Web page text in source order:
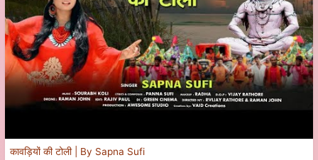
कावड़ियों की टोली | By Sapna Sufi